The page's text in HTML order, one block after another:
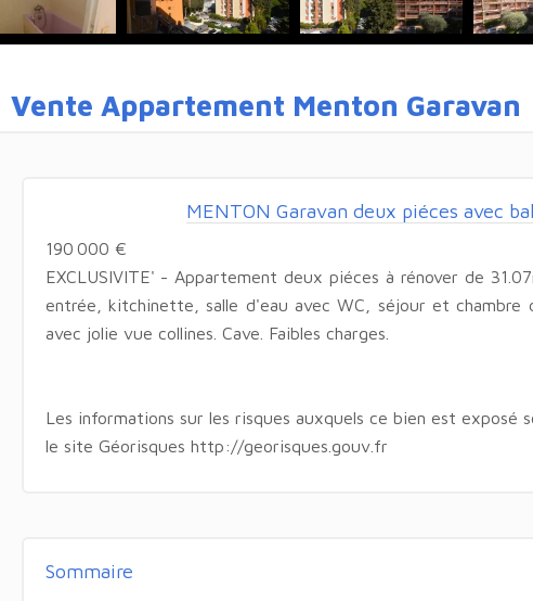
Vente Appartement Menton Garavan
MENTON Garavan deux piéces avec
190 000 €
EXCLUSIVITE' - Appartement deux piéces à rénover de
entrée, kitchinette, salle d'eau avec WC, séjour et chambre
avec jolie vue collines. Cave. Faibles charges.
Les informations sur les risques auxquels ce bien est exposé
le site Géorisques http://georisques.gouv.fr
Sommaire